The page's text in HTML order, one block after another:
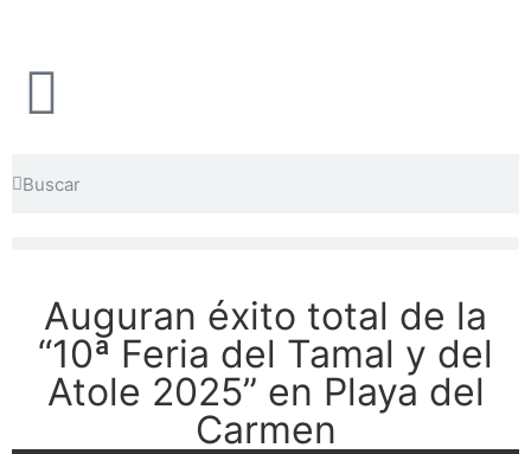
Auguran éxito total de la
“10ª Feria del Tamal y del
Atole 2025” en Playa del
Carmen